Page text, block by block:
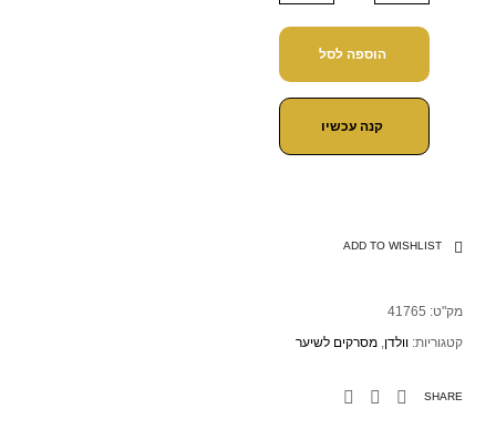
הוספה לסל
קנה עכשיו
ADD TO WISHLIST
מק"ט: 41765
קטגוריות: וולדן, מסרקים לשיער
SHARE